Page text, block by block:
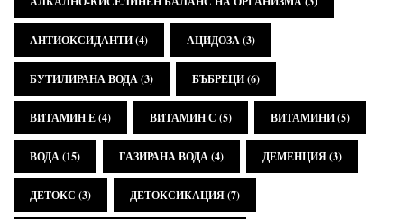
АНТИОКСИДАНТИ(4) АЦИДОЗА(3)
БУТИЛИРАНА ВОДА(3) БЪБРЕЦИ(6)
ВИТАМИН Е(4) ВИТАМИН С (5) ВИТАМИНИ(5)
ВОДА(15) ГАЗИРАНА ВОДА(4) ДЕМЕНЦИЯ(3)
ДЕТОКС (3) ДЕТОКСИКАЦИЯ(7)